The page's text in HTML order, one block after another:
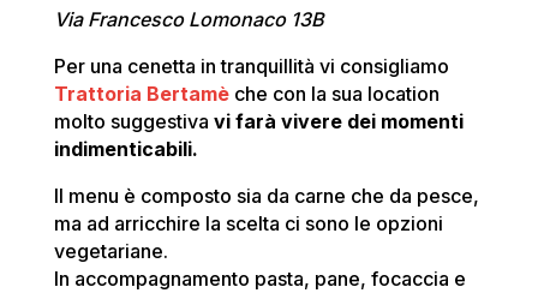
Via Francesco Lomonaco 13B
Per una cenetta in tranquillità vi consigliamo
Trattoria Bertamèche con la sua location
molto suggestiva vi farà vivere dei momenti
indimenticabili.
Il menu è composto sia da carne che da pesce,
ma ad arricchire la scelta ci sono le opzioni
vegetariane.
In accompagnamento pasta, pane, focaccia e